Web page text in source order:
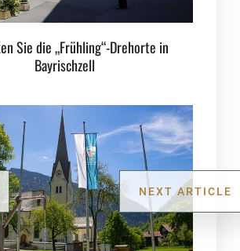
Sie die „Frühling“-Drehorte in
Bayrischzell
NEXT ARTICLE